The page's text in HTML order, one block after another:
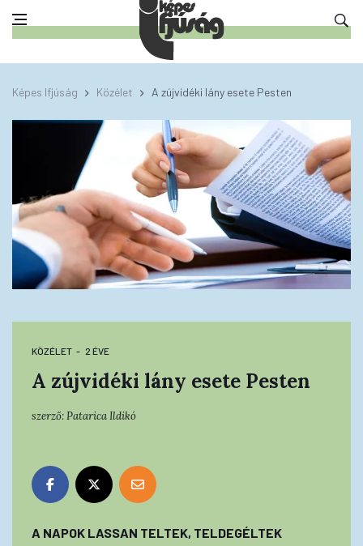
Képes Ifjúság Közélet A zújvidéki lány esete Pesten
KÖZÉLET 2 ÉVE
A zújvidéki lány esete Pesten
szerző:Patarica Ildikó
A NAPOK LASSAN TELTEK, TELDEGÉLTEK